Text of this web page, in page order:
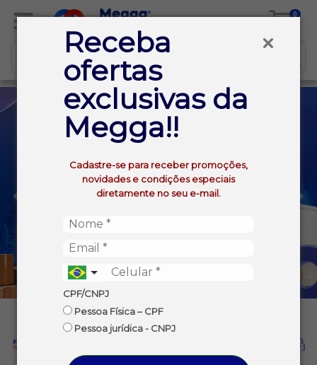
Receba
ofertas
exclusivas da
Megga!!
Cadastre-se para receber promoções,
novidades e condições especiais
diretamente no seu e-mail.
CPF/CNPJ
Pessoa Física – CPF
Pessoa jurídica - CNPJ
0